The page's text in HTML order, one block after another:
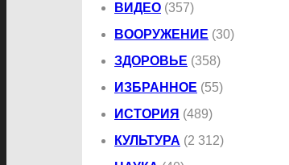
ВИДЕО (357)
ВООРУЖЕНИЕ (30)
ЗДОРОВЬЕ (358)
ИЗБРАННОЕ (55)
ИСТОРИЯ (489)
КУЛЬТУРА (2 312)